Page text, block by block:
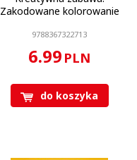
Zakodowane kolorowanie
9788367322713
6.99 PLN
do koszyka